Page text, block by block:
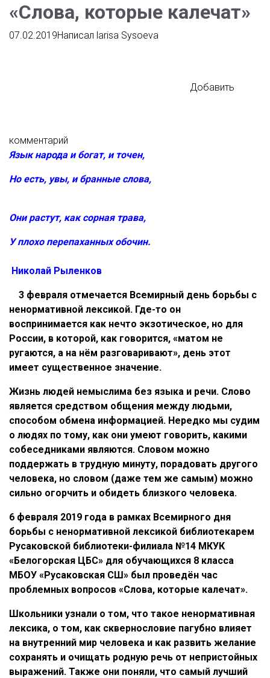
«Слова, которые калечат»
07.02.2019Написал larisa Sysoeva
Добавить
комментарий
Язык народа и богат, и точен,
Но есть, увы, и бранные слова,
Они растут, как сорная трава,
У плохо перепаханныхобочин.
Николай Рыленков
3 февраля отмечается Всемирный день борьбы с
ненормативной лексикой. Где-то он
воспринимается как нечто экзотическое, но для
России, в которой, как говорится, «матом не
ругаются, а на нём разговаривают», день этот
имеет существенное значение.
Жизнь людей немыслима без языка и речи. Слово
является средством общения между людьми,
способом обмена информацией. Нередко мы судим
о людях по тому, как они умеют говорить, какими
собеседниками являются. Словом можно
поддержать в трудную минуту, порадовать другого
человека, но словом (даже тем же самым) можно
сильно огорчить и обидеть близкого человека.
6 февраля 2019 года в рамках Всемирного дня
борьбы с ненормативной лексикой библиотекарем
Русаковской библиотеки-филиала №14 МКУК
«Белогорская ЦБС» для обучающихся 8 класса
МБОУ «Русаковская СШ» был проведён час
проблемных вопросов «Слова, которые калечат».
Школьники узнали о том, что такое ненормативная
лексика, о том, как сквернословие пагубно влияет
на внутренний мир человека и как развить желание
сохранять и очищать родную речь от непристойных
выражений. Также они поняли, что самый лучший